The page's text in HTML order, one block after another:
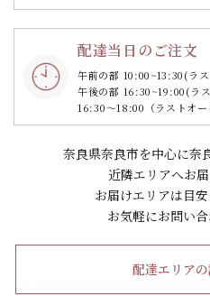
配達当日のご注文
午前の部 10:00~13:30(ラ
午後の部 16:30~19:00(ラ
16:30～18:00（ラストオー
奈良県奈良市を中心に奈
近隣エリアへお届
お届けエリアは目安
お気軽にお問い合
配達エリア